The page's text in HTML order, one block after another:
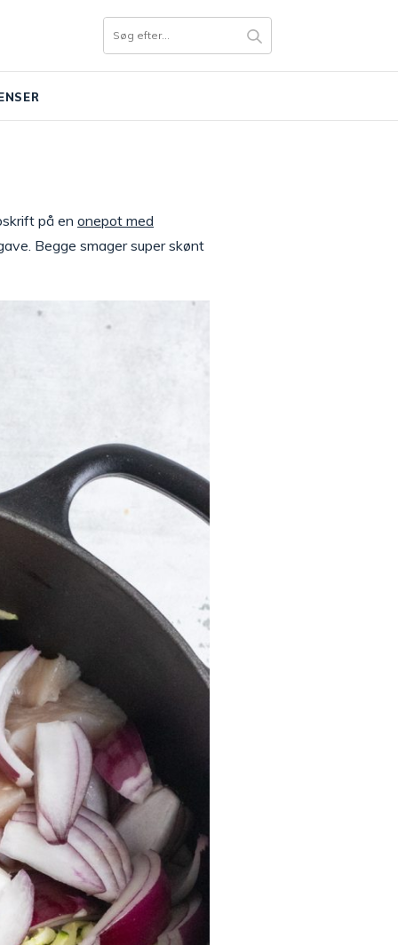
på en onepot med
Begge smager super skønt